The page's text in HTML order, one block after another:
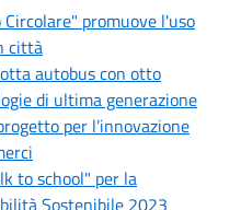
promuove l'uso
città
autobus con otto
di ultima generazione
per l’innovazione
to school" per la
Sostenibile 2023